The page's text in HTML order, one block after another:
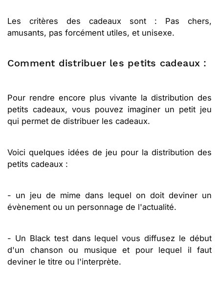
Les critères des cadeaux sont : Pas chers,
amusants, pas forcément utiles, et unisexe.
Comment distribuer les petits cadeaux :
Pour rendre encore plus vivante la distribution des
petits cadeaux, vous pouvez imaginer un petit jeu
qui permet de distribuer les cadeaux.
Voici quelques idées de jeu pour la distribution des
petits cadeaux :
- un jeu de mime dans lequel on doit deviner un
évènement ou un personnage de l'actualité.
- Un Black test dans lequel vous diffusez le début
d'un chanson ou musique et pour lequel il faut
deviner le titre ou l'interprète.